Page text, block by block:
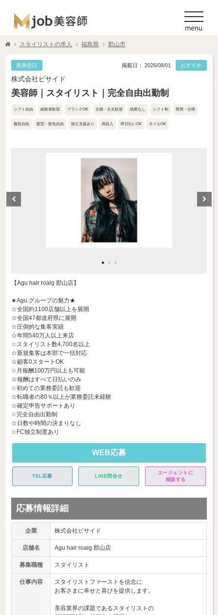
スタイリストの求人 福島県 郡山市
業務委託 おすすめ
掲載日： 2026/08/01
株式会社ビサイド
美容師｜スタイリスト｜完全自由出勤制
シフト自由 経験者歓迎 ブランクOK 主婦・主夫歓迎 残業なし シフト制 禁煙・分煙
服装自由 髪型・髪色自由 独立支援あり 高収入 即日払いOK ネイルOK
【Agu hair roaig 郡山店】
★Agu.グループの魅力★
☆全国約1100店舗以上を展開
☆全国47都道府県に展開
☆圧倒的な集客実績
☆年間540万人以上来店
☆スタイリスト数4,700名以上
☆新規集客は本部で一括対応
☆顧客0スタートOK
☆月報酬100万円以上も可能
☆報酬はすべて日払いのみ
☆初めての業務委託も歓迎
☆転職者の80％以上が業務委託未経験
☆確定申告サポートあり
☆完全自由出勤制
☆日数や時間の決まりなし
☆FC独立制度あり
WEB応募
TEL応募 LINE問合せ
エージェントに
相談する
応募情報詳細
企業 株式会社ビサイド
店舗名 Agu hair roaig 郡山店
募集職種 スタイリスト
仕事内容
スタイリストファーストを信念に
お客さまに幸せと喜びを提供します。
美容業界の課題であるスタイリストの